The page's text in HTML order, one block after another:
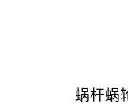
蜗杆蜗